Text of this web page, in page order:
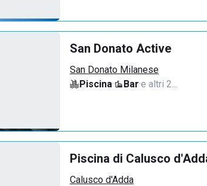
San Donato Active
San Donato Milanese
Piscina· Bar·e altri 2…
Piscina di Calusco
Calusco d'Adda